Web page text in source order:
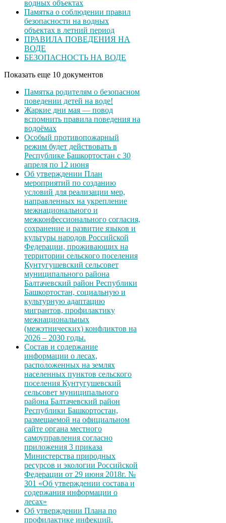
водных объектах
Памятка о соблюдении правил
безопасности на водных
объектах в летний период
ПРАВИЛА ПОВЕДЕНИЯ НА
ВОДЕ
БЕЗОПАСНОСТЬ НА ВОДЕ
Показать еще 10 документов
Памятка родителям о безопасном
поведении детей на воде!
Жаркие дни мая — повод
вспомнить правила поведения на
водоёмах
Особый противопожарный
режим будет действовать в
Республике Башкортостан с 30
апреля по 12 июня
Об утверждении План
мероприятий по созданию
условий для реализации мер,
направленных на укрепление
межнационального и
межконфессионального согласия,
сохранение и развитие языков и
культуры народов Российской
Федерации, проживающих на
территории сельского поселения
Кунтугушевский сельсовет
муниципального района
Балтачевский район Республики
Башкортостан, социальную и
культурную адаптацию
мигрантов, профилактику
межнациональных
(межэтнических) конфликтов на
2026 – 2030 годы.
Состав и содержание
информации о лесах,
расположенных на землях
населенных пунктов сельского
поселения Кунтугушевский
сельсовет муниципального
района Балтачевский район
Республики Башкортостан,
размещаемой на официальном
сайте органа местного
самоуправления согласно
приложения 3 приказа
Министерства природных
ресурсов и экологии Российской
Федерации от 29 июня 2018г. №
301 «Об утверждении состава и
содержания информации о
лесах»
Об утверждении Плана по
профилактике инфекций,